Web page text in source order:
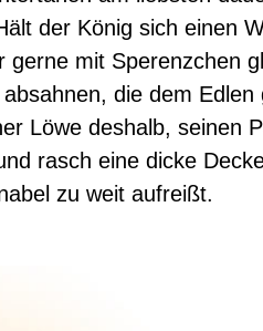
der König sich einen
mit Sperenzchen
die dem Edlen
Löwe deshalb, seinen
rasch eine dicke
zu weit aufreißt.